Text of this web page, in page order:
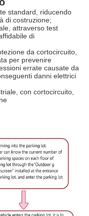
standard, riducendo
di costruzione;
attraverso test
di
da cortocircuito,
per prevenire
errate causate da
danni elettrici
con cortocircuito,